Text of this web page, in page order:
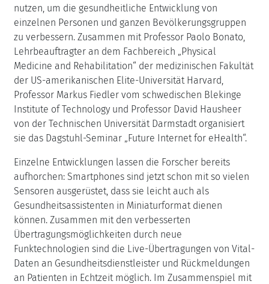
nutzen, um die gesundheitliche Entwicklung von
einzelnen Personen und ganzen Bevölkerungsgruppen
zu verbessern. Zusammen mit Professor Paolo Bonato,
Lehrbeauftragter an dem Fachbereich „Physical
Medicine and Rehabilitation“ der medizinischen Fakultät
der US-amerikanischen Elite-Universität Harvard,
Professor Markus Fiedler vom schwedischen Blekinge
Institute of Technology und Professor David Hausheer
von der Technischen Universität Darmstadt organisiert
sie das Dagstuhl-Seminar „Future Internet for eHealth“.
Einzelne Entwicklungen lassen die Forscher bereits
aufhorchen: Smartphones sind jetzt schon mit so vielen
Sensoren ausgerüstet, dass sie leicht auch als
Gesundheitsassistenten in Miniaturformat dienen
können. Zusammen mit den verbesserten
Übertragungsmöglichkeiten durch neue
Funktechnologien sind die Live-Übertragungen von Vital-
Daten an Gesundheitsdienstleister und Rückmeldungen
an Patienten in Echtzeit möglich. Im Zusammenspiel mit